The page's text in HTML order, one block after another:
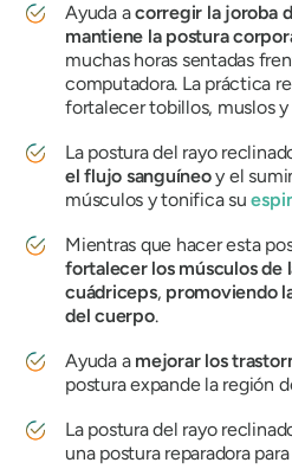
Ayuda acorregir la joroba
mantiene la postura
muchas horas sentadas
computadora. La práctica
fortalecer tobillos, muslos y
La postura del rayo
el flujo sanguíneoy el
músculos y tonifica su
Mientras que hacer esta
fortalecer los músculos de
cuádriceps, promoviendo
del cuerpo.
Ayuda a mejorar los
postura expande la región
La postura del rayo
una postura reparadora